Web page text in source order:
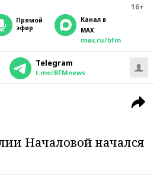
16+
прямой
эфир
Канал в
MAX
max.ru/bfm
Telegram
t.me/BFMnews
Началовой начался